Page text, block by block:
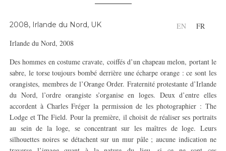
EN FR
2008, Irlande du Nord, UK
Irlande du Nord, 2008
Des hommes en costume cravate, coiffés d’un chapeau melon, portant le
sabre, le torse toujours bombé derrière une écharpe orange : ce sont les
orangistes, membres de l’Orange Order. Fraternité protestante d’Irlande
du Nord, l’ordre orangiste s’organise en loges. Deux d’entre elles
accordent à Charles Fréger la permission de les photographier : The
Lodge et The Field. Pour la première, il choisit de réaliser ses portraits
au sein de la loge, se concentrant sur les maîtres de loge. Leurs
silhouettes noires se détachent sur un mur pâle ; aucune indication ne